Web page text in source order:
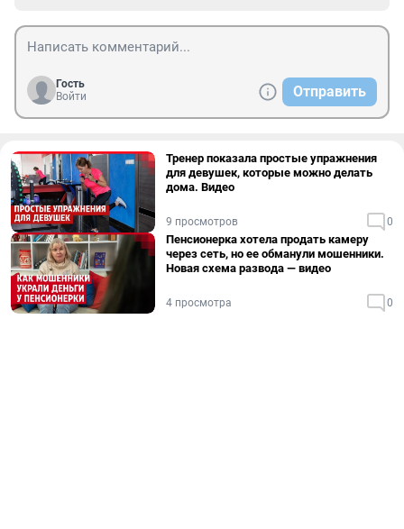
Гость
Войти
Отправить
Тренер показала простые упражнения
для девушек, которые можно делать
дома. Видео
9 просмотров 0
Пенсионерка хотела продать камеру
через сеть, но ее обманули мошенники.
Новая схема развода — видео
4 просмотра 0